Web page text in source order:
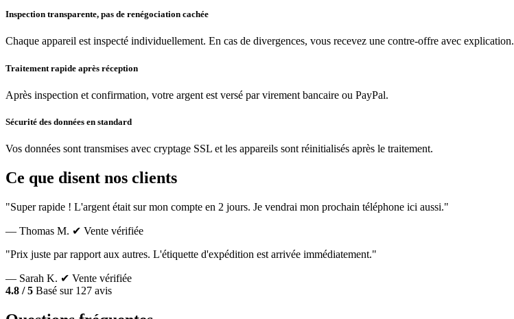
Inspection transparente, pas de renégociation cachée
Chaque appareil est inspecté individuellement. En cas de divergences, vous recevez une contre-offre avec explication.
Traitement rapide après réception
Après inspection et confirmation, votre argent est versé par virement bancaire ou PayPal.
Sécurité des données en standard
Vos données sont transmises avec cryptage SSL et les appareils sont réinitialisés après le traitement.
Ce que disent nos clients
"Super rapide ! L'argent était sur mon compte en 2 jours. Je vendrai mon prochain téléphone ici aussi."
— Thomas M. ✔ Vente vérifiée
"Prix juste par rapport aux autres. L'étiquette d'expédition est arrivée immédiatement."
— Sarah K. ✔ Vente vérifiée
4.8 / 5 Basé sur 127 avis